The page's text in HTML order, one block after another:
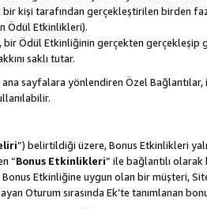
bir kişi tarafından gerçekleştirilen
Ödül Etkinlikleri).
Ödül Etkinliğinin gerçekten gerçekleşip
saklı tutar.
sayfalara yönlendiren Özel
”) belirtildiği üzere, Bonus Etkinlikleri
“Bonus Etkinlikleri” ile bağlantılı olarak
Etkinliğine uygun olan bir müşteri,
Oturum sırasında Ek’te tanımlanan